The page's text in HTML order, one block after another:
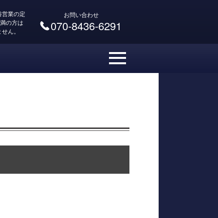
営業の定
の方は
ん。
お問い合わせ
070-8436-6291